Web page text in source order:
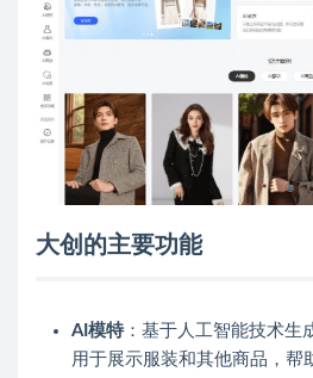
大创的主要功能
AI模特：基于人工智能技术生
用于展示服装和其他商品，帮